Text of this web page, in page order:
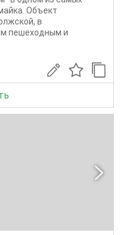
Объект
в
пешеходным и